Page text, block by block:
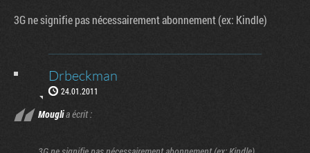
3G ne signifie pas nécessairement abonnement (ex: Kindle)
Drbeckman
24.01.2011
Mouglia écrit :